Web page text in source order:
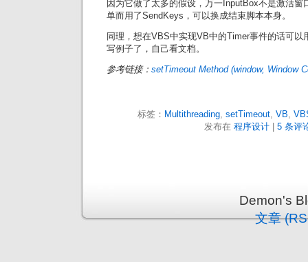
因为它做了太多的假设，万一InputBox不是激活窗
单而用了SendKeys，可以换成结束脚本本身。
同理，想在VBS中实现VB中的Timer事件的话可以
写例子了，自己看文档。
参考链接： setTimeout Method (window, Window
标签： Multithreading, setTimeout, VB,
发布在 程序设计| 5 条评
Demon's
文章